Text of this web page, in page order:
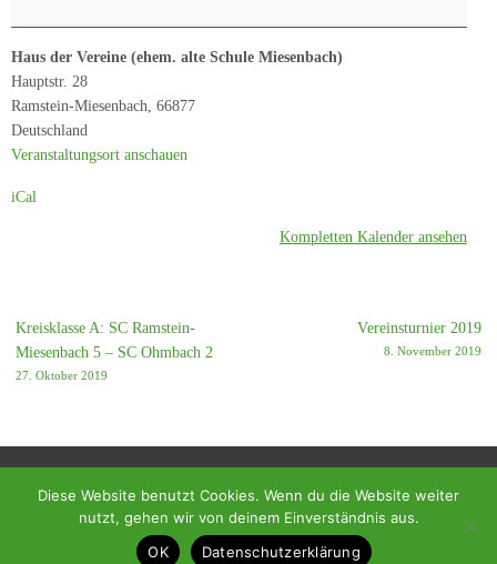
Miesenbach
3
-
SC
Reichenbach
Haus der Vereine (ehem. alte Schule Miesenbach)
Hauptstr. 28
Ramstein-Miesenbach, 66877
Deutschland
Veranstaltungsort anschauen
iCal
Kompletten Kalender ansehen
Kreisklasse A: SC Ramstein-
Miesenbach 5 – SC Ohmbach 2
27. Oktober 2019
Vereinsturnier 2019
8. November 2019
© 2018 - Homepage des SC Ramstein-Miesenbach
Diese Website benutzt Cookies. Wenn du die Website weiter
nutzt, gehen wir von deinem Einverständnis aus.
OK
Datenschutzerklärung